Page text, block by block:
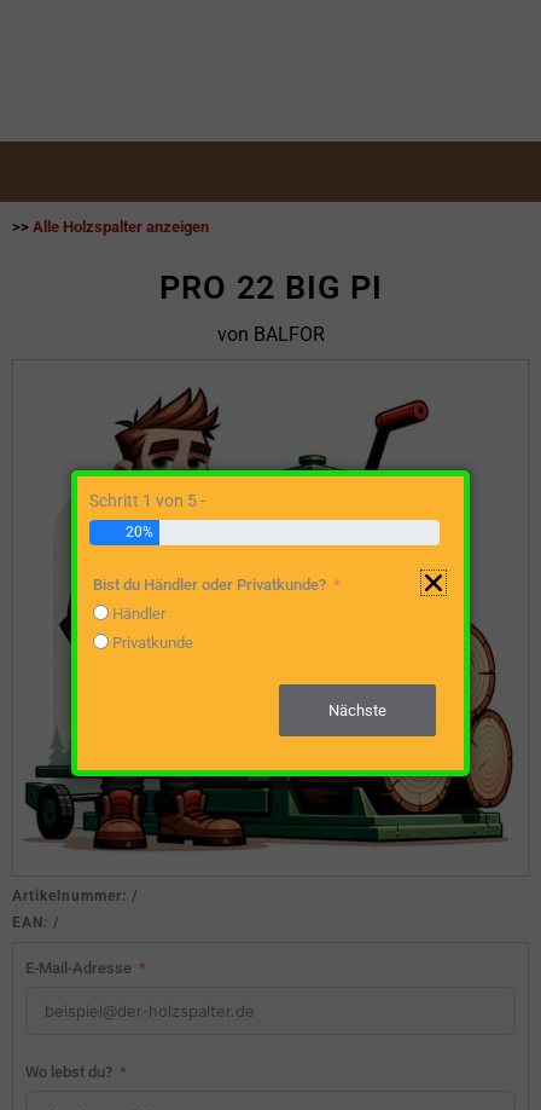
>> Alle Holzspalter anzeigen
PRO 22 BIG PI
von BALFOR
Artikelnummer: /
EAN: /
E-Mail-Adresse
Wo lebst du?
Schritt 1 von 5 -
20%
Bist du Händler oder Privatkunde?
Händler
Privatkunde
Nächste